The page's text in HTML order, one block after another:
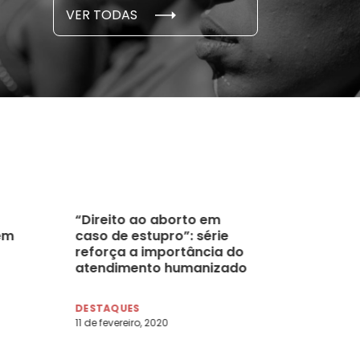
VER TODAS
E PESQUISAS
novembro, 2021
“Direito ao aborto em
caso de estupro”: série
reforça a importância do
atendimento humanizado
DESTAQUES
11 de fevereiro, 2020